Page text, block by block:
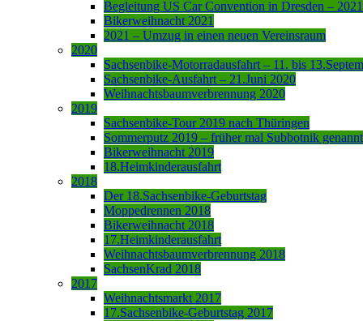
Begleitung US Car Convention in Dresden – 2021
Bikerweihnacht 2021
2021 – Umzug in einen neuen Vereinsraum
2020
Sachsenbike-Motorradausfahrt – 11. bis
Sachsenbike-Ausfahrt – 21.Juni 2020
Weihnachtsbaumverbrennung 2020
2019
Sachsenbike-Tour 2019 nach Thüringen
Sommerputz 2019 – früher mal Subbotnik genannt
Bikerweihnacht 2019
18.Heimkinderausfahrt
2018
Der 18.Sachsenbike-Geburtstag
Moppedrennen 2018
Bikerweihnacht 2018
17.Heimkinderausfahrt
Weihnachtsbaumverbrennung 2018
SachsenKrad 2018
2017
Weihnachtsmarkt 2017
17.Sachsenbike-Geburtstag 2017